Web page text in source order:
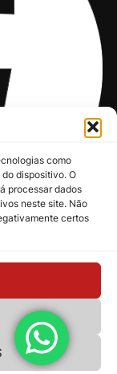
como
dispositivo. O
processar dados
neste site. Não
certos